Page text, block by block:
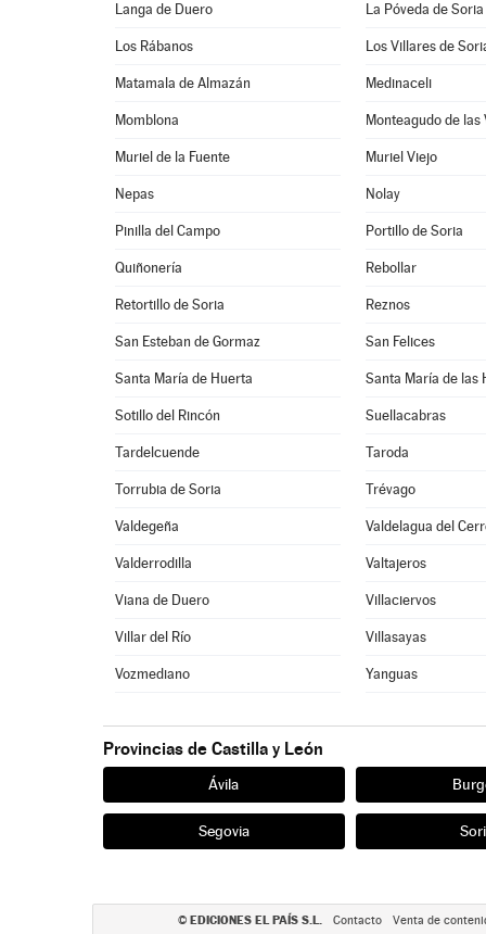
Langa de Duero La Póveda de Soria
Los Rábanos Los Villares de
Matamala de Almazán Medinaceli
Momblona Monteagudo de las
Muriel de la Fuente Muriel Viejo
Nepas Nolay
Pinilla del Campo Portillo de Soria
Quiñonería Rebollar
Retortillo de Soria Reznos
San Esteban de Gormaz San Felices
Santa María de Huerta Santa María de las
Sotillo del Rincón Suellacabras
Tardelcuende Taroda
Torrubia de Soria Trévago
Valdegeña Valdelagua del
Valderrodilla Valtajeros
Viana de Duero Villaciervos
Villar del Río Villasayas
Vozmediano Yanguas
Provincias de Castilla y León
Ávila
Segovia
© EDICIONES EL PAÍS S.L. Contacto Venta de